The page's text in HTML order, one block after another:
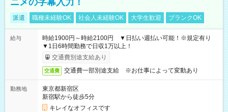
ニメの字幕入力！
派遣 職種未経験OK 社会人未経験OK 大学生歓迎 ブランクOK
給与
時給1900円～時給2100円 ▼日払い週払い可能！※規定有り
▼1日6時間勤務で日収1万以上！
交通費別途支給あり
交通費 交通費一部別途支給 ※お仕事によって変動あり
勤務地
東京都新宿区
新宿駅から徒歩5分
キレイなオフィスです